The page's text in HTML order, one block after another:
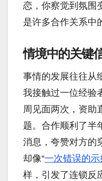
恋，你察觉到氛围
是许多合作关系中
情境中的关键
事情的发展往往从
我接触过一位经验
周见面两次，资助
题。合作顺利了半
消息，夸赞对方的
却像“一次错误的
样，引发了连锁反